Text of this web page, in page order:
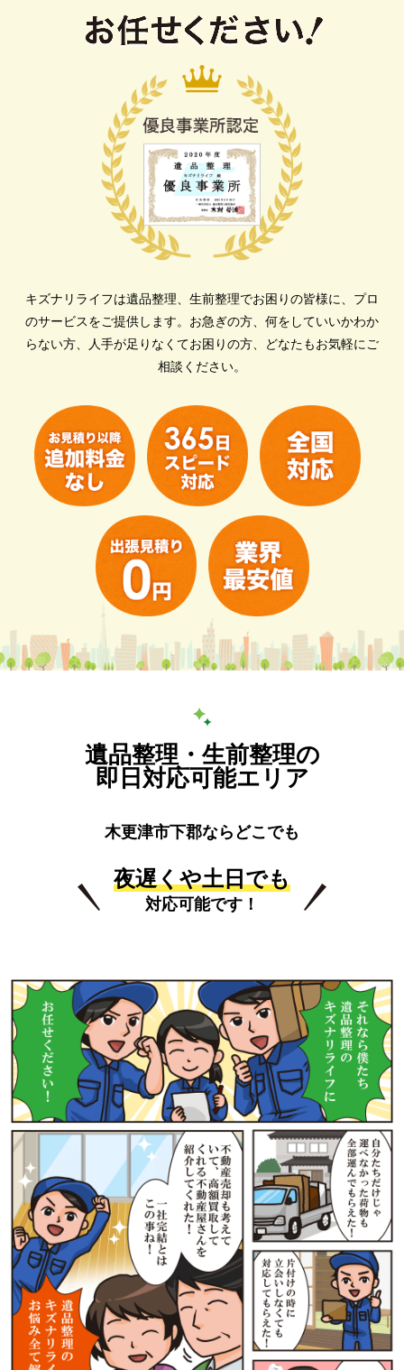
キズナリライフは遺品整理、生前整理でお困りの皆様に、プロ
のサービスをご提供します。 お急ぎの方、何をしていいかわか
らない方、人手が足りなくてお困りの方、どなたもお気軽にご
相談ください。
遺品整理・生前整理の
即日対応可能エリア
木更津市下郡ならどこでも
夜遅くや土日でも
対応可能です！